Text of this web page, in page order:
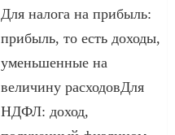
Для налога на прибыль:
прибыль, то есть доходы,
умень­шенные на
величину расходовДля
НДФЛ: доход,